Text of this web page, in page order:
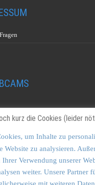
kurz die Cookies (leider
um Inhalte zu
Website zu analysieren.
Verwendung unserer
weiter. Unsere Partner
mit weiteren